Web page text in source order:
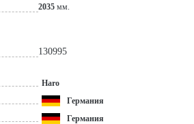
2035 мм.
130995
Haro
Германия
Германия